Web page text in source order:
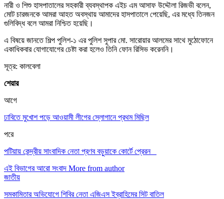
নারী ও শিশু হাসপাতালের সহকারী ব্যবস্থাপক এইচ এম আসাফ উদ্দৌলা রিজভী বলেন,
মোট চারজনকে আমরা আহত অবস্থায় আমাদের হাসপাতালে পেয়েছি, এর মধ্যে তিনজন
গুলিবিদ্ধ বলে আমরা নিশ্চিত হয়েছি।
এ বিষয়ে জানতে শিল্প পুলিশ-১ এর পুলিশ সুপার মো. সারোয়ার আলমের সাথে মুঠোফোনে
একাধিকবার যোগাযোগের চেষ্টা করা হলেও তিনি ফোন রিসিভ করেননি।
সূত্র: কালবেলা
শেয়ার
আগে
ঢাবিতে মুখোশ পড়ে আওয়ামী লীগের স্লোগানে প্রথম মিছিল
পরে
পটিয়ায় কেন্দ্রীয় সাংবাদিক নেতা প্রণব বড়ুয়াকে কোর্টে প্রেরন
এই বিভাগের আরো সংবাদ More from author
জাতীয়
সমকামিতার অভিযোগে শিবির নেতা এজিএস ইব্রাহিমের সিট বাতিল